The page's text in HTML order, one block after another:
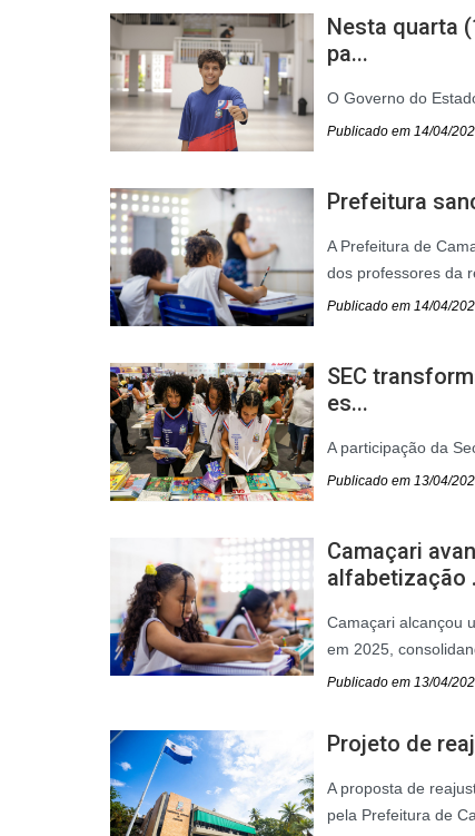
Nesta quarta
pa...
O Governo do
Publicado em 14/04/
Prefeitura
A Prefeitura de
dos professores da
Publicado em 14/04/
SEC
es...
A participação da
Publicado em 13/04/
Camaçari
alfabetização
Camaçari alcançou
em 2025,
Publicado em 13/04/
Projeto de
A proposta de
pela Prefeitura de